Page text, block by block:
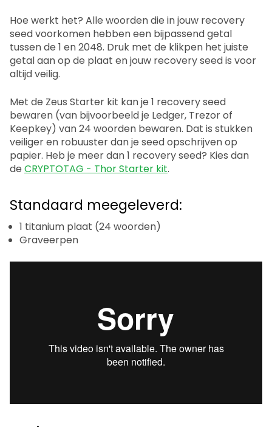
Hoe werkt het? Alle woorden die in jouw recovery
seed voorkomen hebben een bijpassend getal
tussen de 1 en 2048. Druk met de klikpen het juiste
getal aan op de plaat en jouw recovery seed is voor
altijd veilig.
Met de Zeus Starter kit kan je 1 recovery seed
bewaren (van bijvoorbeeld je Ledger, Trezor of
Keepkey) van 24 woorden bewaren. Dat is stukken
veiliger en robuuster dan je seed opschrijven op
papier. Heb je meer dan 1 recovery seed? Kies dan
de CRYPTOTAG - Thor Starter kit.
Standaard meegeleverd:
1 titanium plaat (24 woorden)
Graveerpen